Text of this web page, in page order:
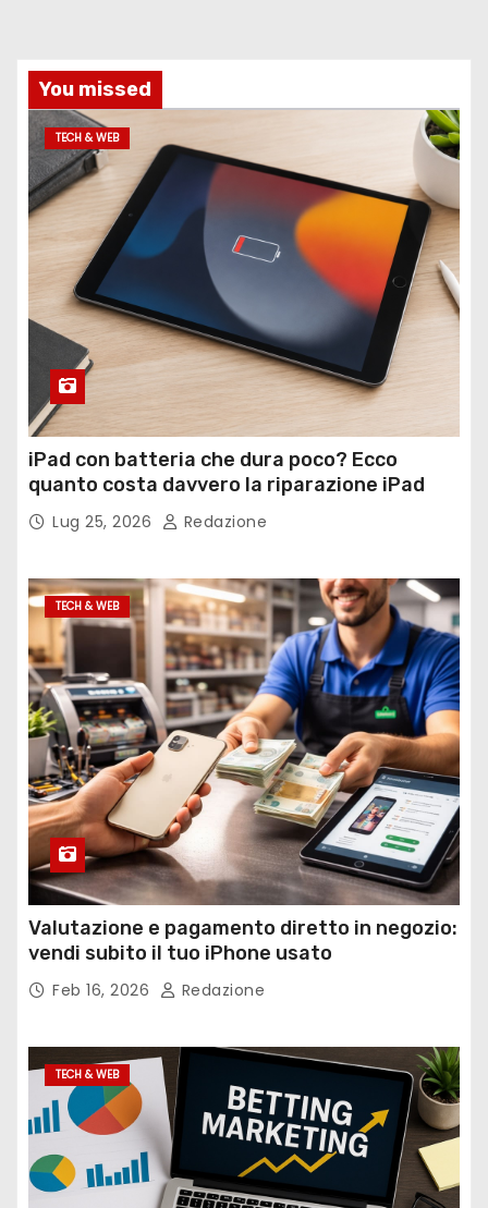
You missed
TECH & WEB
iPad con batteria che dura poco? Ecco
quanto costa davvero la riparazione iPad
Lug 25, 2026 Redazione
TECH & WEB
Valutazione e pagamento diretto in negozio:
vendi subito il tuo iPhone usato
Feb 16, 2026 Redazione
TECH & WEB